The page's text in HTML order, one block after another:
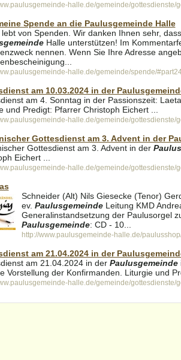
halle.de/gemeinde/
Spende an die Paulusgemeinde Halle
lebt von Spenden. Wir danken Ihnen sehr,
Halle unterstützen! Im
nennen. Wenn Sie Ihre Adresse
halle.de/gemeinde/spende/
am 10.03.2024 in der
am 4. Sonntag in der Passionszeit:
und Predigt: Pfarrer Christoph Eichert ...
halle.de/gemeinde/
Gottesdienst am 3. Advent in der
Gottesdienst am 3. Advent in der
Eichert ...
halle.de/gemeinde/
Schneider (Alt) Nils Giesecke (Tenor)
ev. PaulusgemeindeLeitung KMD
Generalinstandsetzung der Paulusorgel
Paulusgemeinde: CD - 10...
http://www.paulusgemeinde-halle.de/
am 21.04.2024 in der
am 21.04.2024 in der Paulusgemeinde
Vorstellung der Konfirmanden. Liturgie und
halle.de/gemeinde/